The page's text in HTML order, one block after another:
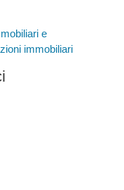
e
immobiliari